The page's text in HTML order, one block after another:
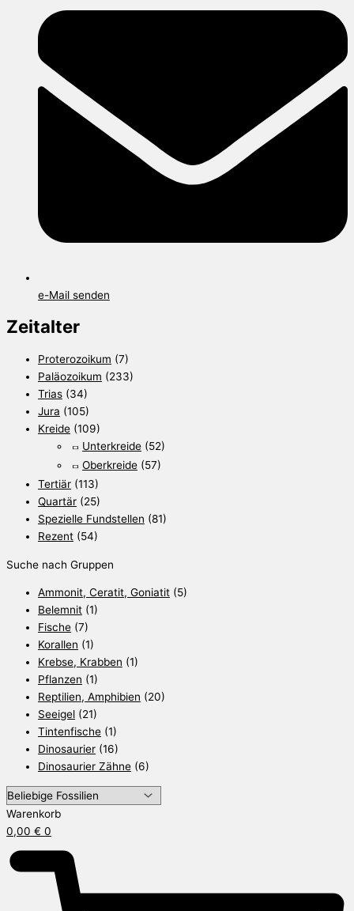
e-Mail senden
Zeitalter
Proterozoikum (7)
Paläozoikum (233)
Trias (34)
Jura (105)
Kreide (109)
Unterkreide (52)
Oberkreide (57)
Tertiär (113)
Quartär (25)
Spezielle Fundstellen (81)
Rezent (54)
Suche nach Gruppen
Ammonit, Ceratit, Goniatit (5)
Belemnit (1)
Fische (7)
Korallen (1)
Krebse, Krabben (1)
Pflanzen (1)
Reptilien, Amphibien (20)
Seeigel (21)
Tintenfische (1)
Dinosaurier (16)
Dinosaurier Zähne (6)
Warenkorb
0,00 € 0